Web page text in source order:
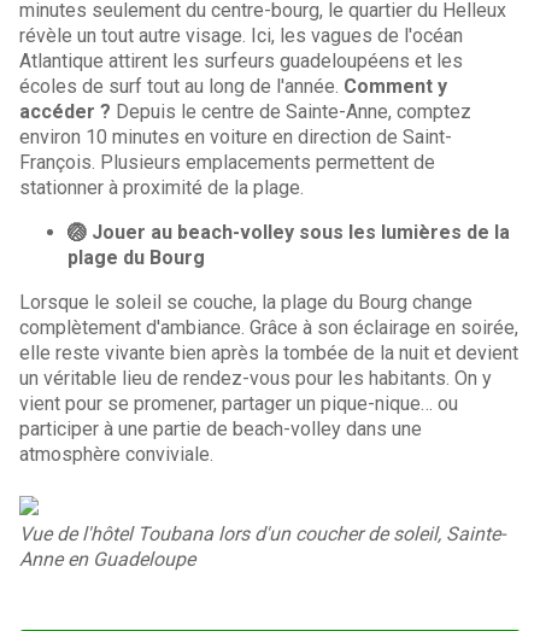
minutes seulement du centre-bourg, le quartier du Helleux
révèle un tout autre visage. Ici, les vagues de l'océan
Atlantique attirent les surfeurs guadeloupéens et les
écoles de surf tout au long de l'année. Comment y
accéder ? Depuis le centre de Sainte-Anne, comptez
environ 10 minutes en voiture en direction de Saint-
François. Plusieurs emplacements permettent de
stationner à proximité de la plage.
🏐 Jouer au beach-volley sous les lumières de la
plage du Bourg
Lorsque le soleil se couche, la plage du Bourg change
complètement d'ambiance. Grâce à son éclairage en soirée,
elle reste vivante bien après la tombée de la nuit et devient
un véritable lieu de rendez-vous pour les habitants. On y
vient pour se promener, partager un pique-nique… ou
participer à une partie de beach-volley dans une
atmosphère conviviale.
Vue de l'hôtel Toubana lors d'un coucher de soleil, Sainte-
Anne en Guadeloupe